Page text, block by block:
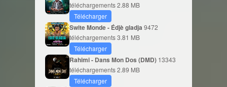
téléchargements2.88 MB
Télécharger
Swite Monde - Édjè gladja 9472
téléchargements3.81 MB
Télécharger
Rahimi - Dans Mon Dos (DMD) 13343
téléchargements2.89 MB
Télécharger